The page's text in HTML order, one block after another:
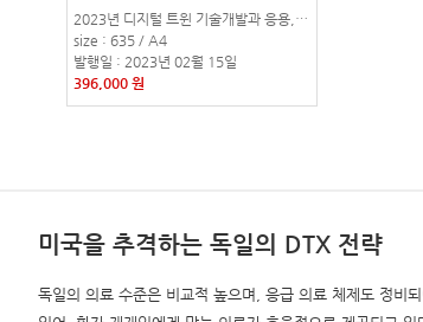
2023년 디지털 트윈 기술개발과 응용, 서비스 사업화 전략 - AI, IoT, 메타버스로
size : 635 / A4
발행일 : 2023년 02월 15일
396,000 원
미국을 추격하는 독일의 DTX 전략
독일의 의료 수준은 비교적 높으며, 응급 의료 체제도 정비